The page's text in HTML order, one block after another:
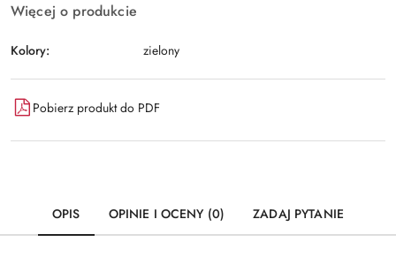
Więcej o produkcie
Kolory: zielony
Pobierz produkt do PDF
OPIS OPINIE I OCENY (0) ZADAJ PYTANIE